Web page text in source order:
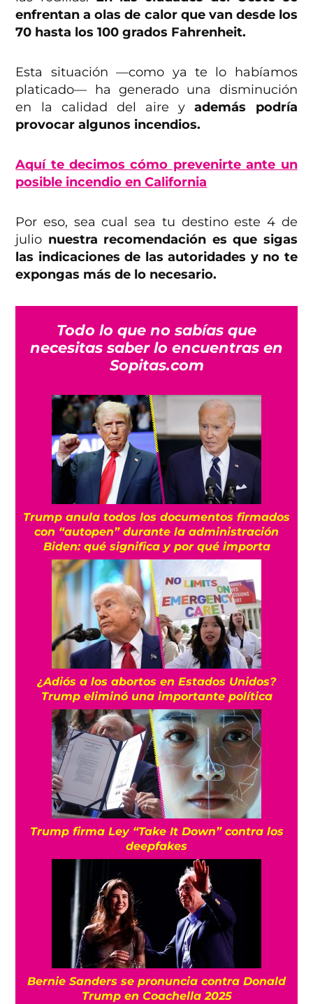
enfrentan a olas de calor que van desde los
70 hasta los 100 grados Fahrenheit.
Esta situación —como ya te lo habíamos
platicado— ha generado una disminución
en la calidad del aire yademás podría
provocar algunos incendios.
Aquí te decimos cómo prevenirte ante un
posible incendio en California
Por eso, sea cual sea tu destino este 4 de
julio nuestra recomendación es que sigas
las indicaciones de las autoridades y no te
expongas más de lo necesario.
Todo lo que no sabías que
necesitas saber lo encuentras en
Sopitas.com
Trump anula todos los documentos firmados
con “autopen” durante la administración
Biden: qué significa y por qué importa
¿Adiós a los abortos en Estados Unidos?
Trump eliminó una importante política
Trump firma Ley “Take It Down” contra los
deepfakes
Bernie Sanders se pronuncia contra Donald
Trump en Coachella 2025